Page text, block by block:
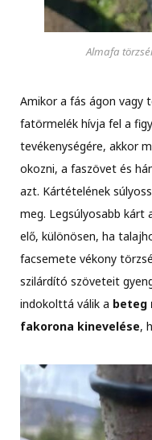
Almafa
Amikor a fás ágon vagy
fatörmelék hívja fel a
tevékenységére, akkor
okozni, a faszövet és
azt. Kártételének
meg. Legsúlyosabb kárt
elő, különösen, ha
facsemete vékony
szilárdító szöveteit
indokolttá válik a beteg
fakorona kinevelése,